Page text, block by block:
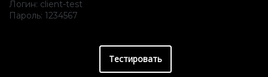
Логин: client-test
Пароль: 1234567
Тестировать